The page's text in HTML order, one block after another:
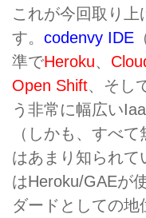
これが今回取り
す。 codenvy IDE
準でHeroku、
Open Shift、そし
う非常に幅広い
（しかも、すべ
はあまり知られて
はHeroku/GAEが
ダードとしての地